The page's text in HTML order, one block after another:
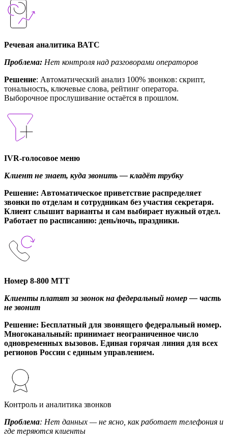
Речевая аналитика ВАТС
Проблема: Нет контроля над разговорами операторов
Решение: Автоматический анализ 100% звонков: скрипт,
тональность, ключевые слова, рейтинг оператора.
Выборочное прослушивание остаётся в прошлом.
IVR-голосовое меню
Клиент не знает, куда звонить — кладёт трубку
Решение: Автоматическое приветствие распределяет
звонки по отделам и сотрудникам без участия секретаря.
Клиент слышит варианты и сам выбирает нужный отдел.
Работает по расписанию: день/ночь, праздники.
Номер 8-800 МТТ
Клиенты платят за звонок на федеральный номер — часть
не звонит
Решение: Бесплатный для звонящего федеральный номер.
Многоканальный: принимает неограниченное число
одновременных вызовов. Единая горячая линия для всех
регионов России с единым управлением.
Контроль и аналитика звонков
Проблема: Нет данных — не ясно, как работает телефония и
где теряются клиенты